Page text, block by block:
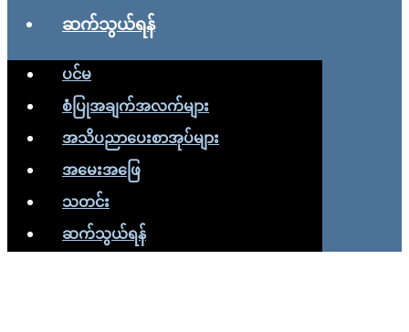
ဆက်သွယ်ရန်
ပင်မ
စံပြုအချက်အလက်များ
အသိပညာပေးစာအုပ်များ
အမေးအဖြေ
သတင်း
ဆက်သွယ်ရန်